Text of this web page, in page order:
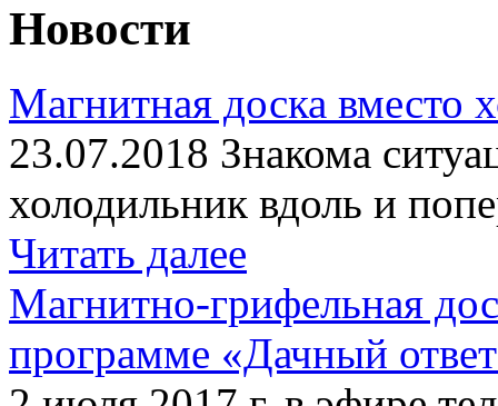
Новости
Магнитная доска вместо
23.07.2018 Знакома
холодильник вдоль и
Читать далее
Магнитно-грифельная
программе «Дачный